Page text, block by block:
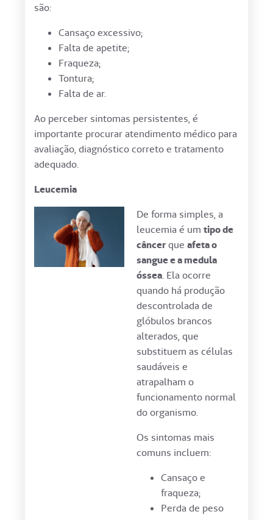
são:
Cansaço excessivo;
Falta de apetite;
Fraqueza;
Tontura;
Falta de ar.
Ao perceber sintomas persistentes, é
importante procurar atendimento médico para
avaliação, diagnóstico correto e tratamento
adequado.
Leucemia
De forma simples, a
leucemia é um tipo de
câncerque afeta o
sangue e a medula
óssea. Ela ocorre
quando há produção
descontrolada de
glóbulos brancos
alterados, que
substituem as células
saudáveis e
atrapalham o
funcionamento normal
do organismo.
Os sintomas mais
comuns incluem:
Cansaço e
fraqueza;
Perda de peso